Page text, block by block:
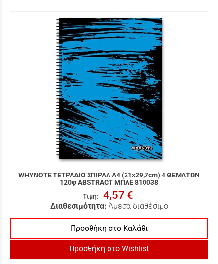
WHYNOTE ΤΕΤΡΑΔΙΟ ΣΠΙΡΑΛ Α4 (21x29,7cm) 4 ΘΕΜΑΤΩΝ
120φ ABSTRACT ΜΠΛΕ 810038
Τιμή: 4,57 €
Διαθεσιμότητα: Άμεσα διαθέσιμο
Προσθήκη στο Καλάθι
Προσθήκη στο Wishlist